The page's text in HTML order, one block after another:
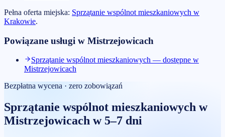
Pełna oferta miejska: Sprzątanie wspólnot mieszkaniowych w
Krakowie.
Powiązane usługi w Mistrzejowicach
Sprzątanie wspólnot mieszkaniowych — dostępne w
Mistrzejowicach
Bezpłatna wycena · zero zobowiązań
Sprzątanie wspólnot mieszkaniowych w
Mistrzejowicach w 5–7 dni